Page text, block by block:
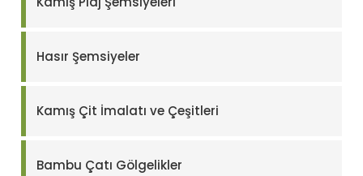
Hasır Şemsiyeler
Kamış Çit İmalatı ve Çeşitleri
Bambu Çatı Gölgelikler